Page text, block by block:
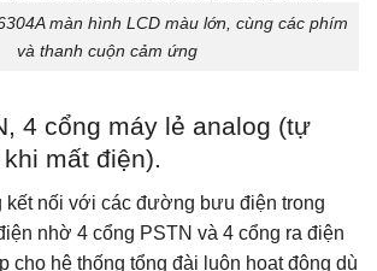
màn hình LCD màu lớn, cùng các phím
và thanh cuộn cảm ứng
4 cổng máy lẻ analog (tự
mất điện).
kết nối với các đường bưu điện trong
nhờ 4 cổng PSTN và 4 cổng ra điện
cho hệ thống tổng đài luôn hoạt động dù